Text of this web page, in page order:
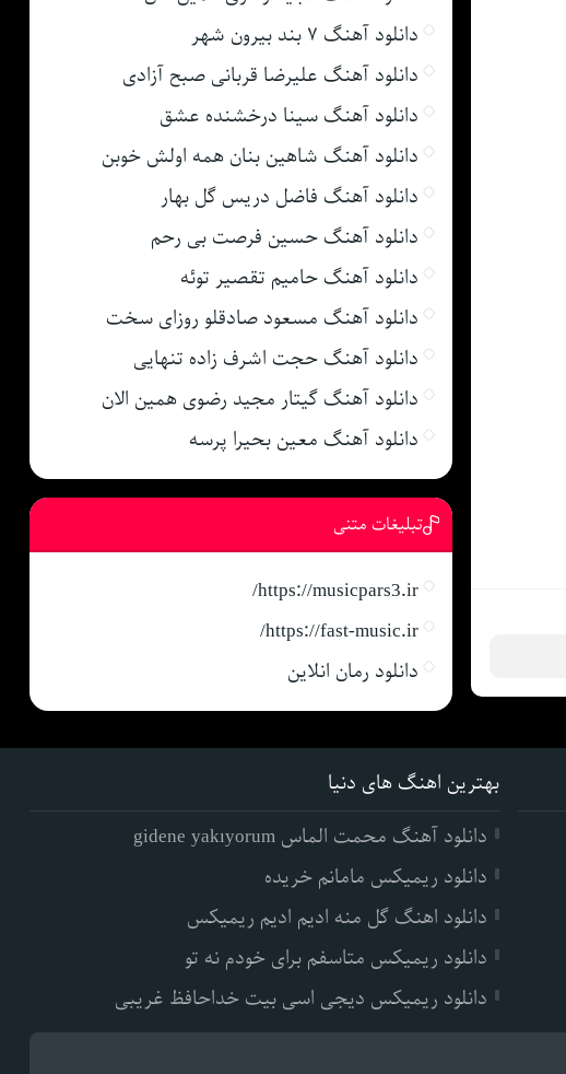
دانلود آهنگ ۷ بند بیرون شهر
دانلود آهنگ علیرضا قربانی صبح آزادی
دانلود آهنگ سینا درخشنده عشق
دانلود آهنگ شاهین بنان همه اولش خوبن
دانلود آهنگ فاضل دریس گل بهار
دانلود آهنگ حسین فرصت بی رحم
دانلود آهنگ حامیم تقصیر توئه
دانلود آهنگ مسعود صادقلو روزای سخت
دانلود آهنگ حجت اشرف زاده تنهایی
دانلود آهنگ گیتار مجید رضوی همین الان
دانلود آهنگ معین بحیرا پرسه
تبلیغات متنی
https://musicpars3.ir/
https://fast-music.ir/
دانلود رمان انلاین
بهترین اهنگ های دنیا
دانلود آهنگ محمت الماس gidene yakıyorum
دانلود ریمیکس مامانم خریده
دانلود اهنگ گل منه ادیم ادیم ریمیکس
دانلود ریمیکس متاسفم برای خودم نه تو
دانلود ریمیکس دیجی اسی بیت خداحافظ غریبی